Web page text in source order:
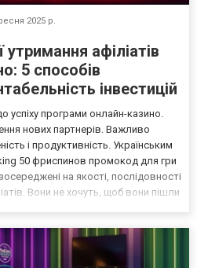
2025 р.
утримання афіліатів
5 способів
інвестицій
успіху програми онлайн-казино.
нових партнерів. Важливо
і продуктивність. Українським
50 фриспинов промокод для гри
на якості, послідовності
Вони не хочуть, щоб вони пішли